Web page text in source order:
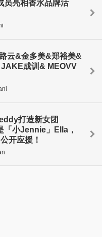
员亮相香水品牌活
云&金多美&郑裕美&
成训& MEOVV
打造新女团
「小Jennie」Ella，
开应援！